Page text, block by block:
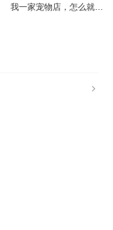
我一家宠物店，怎么就成御兽宗了